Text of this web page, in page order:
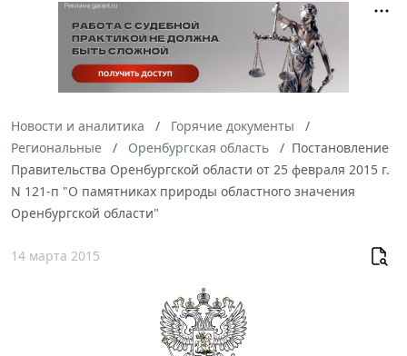
Новости и аналитика
Горячие документы
Региональные
Оренбургская область
Постановление
Правительства Оренбургской области от 25 февраля 2015 г.
N 121-п "О памятниках природы областного значения
Оренбургской области"
14 марта 2015